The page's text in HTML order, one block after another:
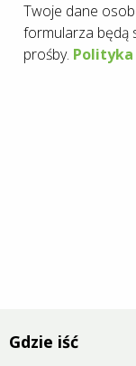
Twoje dane
formularza będą
prośby.
Gdzie iść